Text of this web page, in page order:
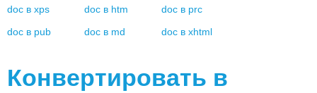
doc в xps doc в htm doc в prc
doc в pub doc в md doc в xhtml
Конвертировать в